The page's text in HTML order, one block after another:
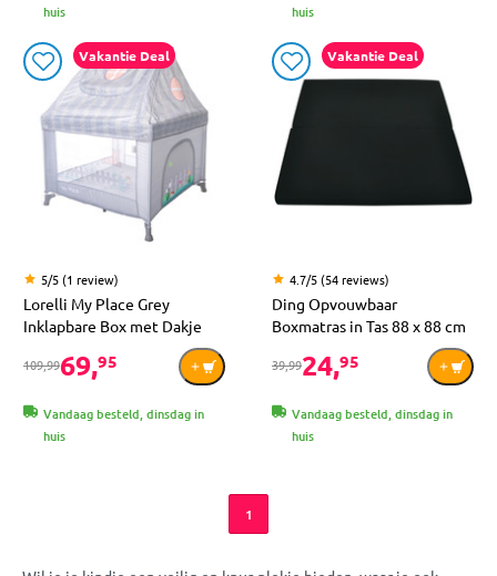
huis
huis
Vakantie Deal
5/5 (1 review)
Lorelli My Place Grey
Inklapbare Box met Dakje
109,9969,95
Vandaag besteld, dinsdag in
huis
Vakantie Deal
4.7/5 (54 reviews)
Ding Opvouwbaar
Boxmatras in Tas 88 x 88 cm
39,9924,95
Vandaag besteld, dinsdag in
huis
1